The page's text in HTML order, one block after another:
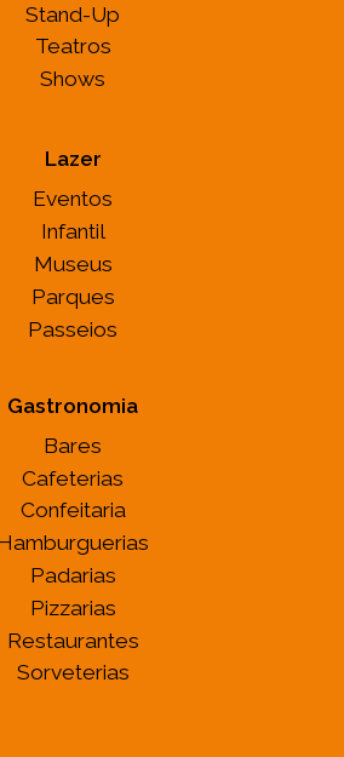
Stand-Up
Teatros
Shows
Lazer
Eventos
Infantil
Museus
Parques
Passeios
Gastronomia
Bares
Cafeterias
Confeitaria
Padarias
Pizzarias
Restaurantes
Sorveterias